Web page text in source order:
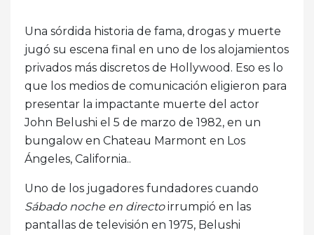
Una sórdida historia de fama, drogas y muerte
jugó su escena final en uno de los alojamientos
privados más discretos de Hollywood. Eso es lo
que los medios de comunicación eligieron para
presentar la impactante muerte del actor
John Belushi el 5 de marzo de 1982, en un
bungalow en Chateau Marmont en Los
Ángeles, California..
Uno de los jugadores fundadores cuando
Sábado noche en directoirrumpió en las
pantallas de televisión en 1975, Belushi